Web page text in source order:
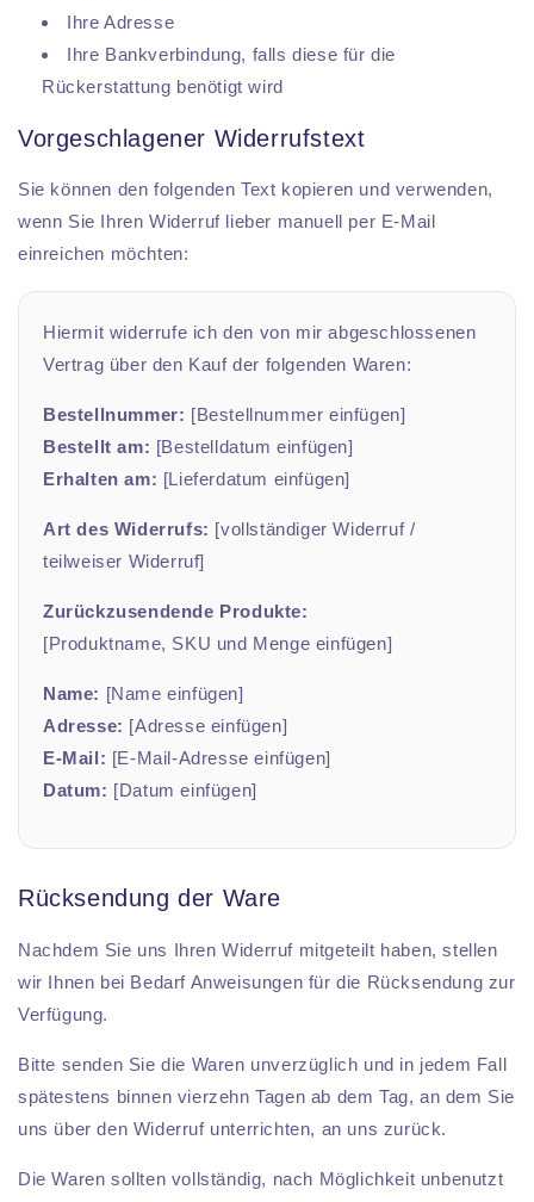
Ihre Adresse
Ihre Bankverbindung, falls diese für die
Rückerstattung benötigt wird
Vorgeschlagener Widerrufstext
Sie können den folgenden Text kopieren und verwenden,
wenn Sie Ihren Widerruf lieber manuell per E-Mail
einreichen möchten:
Hiermit widerrufe ich den von mir abgeschlossenen
Vertrag über den Kauf der folgenden Waren:
Bestellnummer: [Bestellnummer einfügen]
Bestellt am: [Bestelldatum einfügen]
Erhalten am: [Lieferdatum einfügen]
Art des Widerrufs: [vollständiger Widerruf /
teilweiser Widerruf]
Zurückzusendende Produkte:
[Produktname, SKU und Menge einfügen]
Name: [Name einfügen]
Adresse: [Adresse einfügen]
E-Mail: [E-Mail-Adresse einfügen]
Datum: [Datum einfügen]
Rücksendung der Ware
Nachdem Sie uns Ihren Widerruf mitgeteilt haben, stellen
wir Ihnen bei Bedarf Anweisungen für die Rücksendung zur
Verfügung.
Bitte senden Sie die Waren unverzüglich und in jedem Fall
spätestens binnen vierzehn Tagen ab dem Tag, an dem Sie
uns über den Widerruf unterrichten, an uns zurück.
Die Waren sollten vollständig, nach Möglichkeit unbenutzt